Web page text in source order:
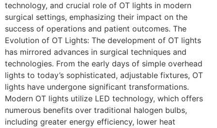
technology, and crucial role of OT lights in modern
surgical settings, emphasizing their impact on the
success of operations and patient outcomes. The
Evolution of OT Lights: The development of OT lights
has mirrored advances in surgical techniques and
technologies. From the early days of simple overhead
lights to today’s sophisticated, adjustable fixtures, OT
lights have undergone significant transformations.
Modern OT lights utilize LED technology, which offers
numerous benefits over traditional halogen bulbs,
including greater energy efficiency, lower heat